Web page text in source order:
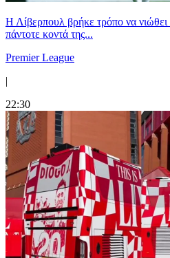
Η Λίβερπουλ βρήκε τρόπο να νιώθει
πάντοτε κοντά της...
Premier League
|
22:30